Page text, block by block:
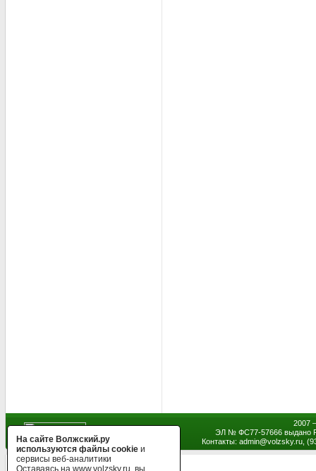
2007
ЭЛ № ФС77-57666 выдано
Контакты: admin@volzsky.ru,
На сайте Волжский.ру
используются файлы cookie и
сервисы веб-аналитики
Оставаясь на www.volzsky.ru, вы